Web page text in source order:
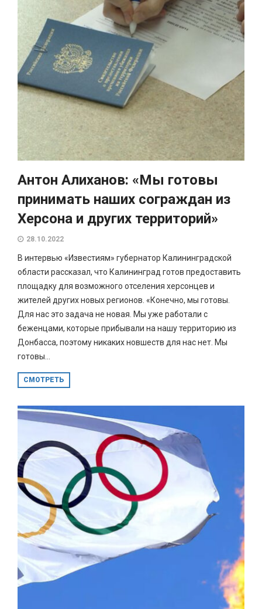
Антон Алиханов: «Мы готовы
принимать наших сограждан из
Херсона и других территорий»
28.10.2022
В интервью «Известиям» губернатор Калининградской
области рассказал, что Калининград готов предоставить
площадку для возможного отселения херсонцев и
жителей других новых регионов. «Конечно, мы готовы.
Для нас это задача не новая. Мы уже работали с
беженцами, которые прибывали на нашу территорию из
Донбасса, поэтому никаких новшеств для нас нет. Мы
готовы...
СМОТРЕТЬ